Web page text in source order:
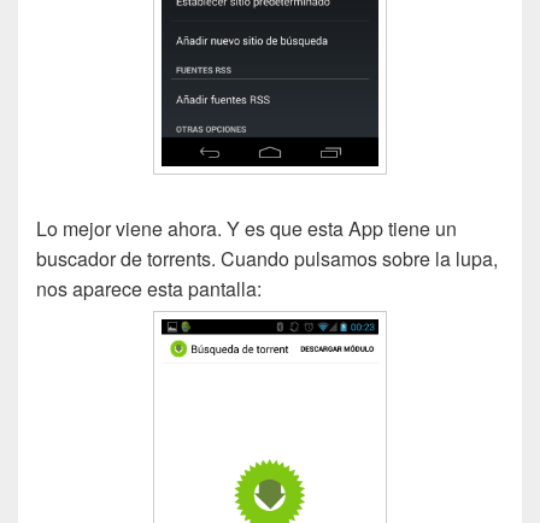
Lo mejor viene ahora. Y es que esta App tiene un
buscador de torrents. Cuando pulsamos sobre la lupa,
nos aparece esta pantalla: